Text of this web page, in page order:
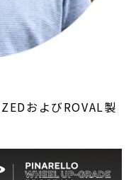
およびROVAL製